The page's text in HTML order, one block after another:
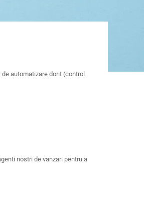
automatizare dorit (control
nostri de vanzari pentru a